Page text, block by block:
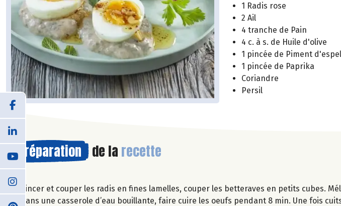
1 Radis rose
2 Ail
4 tranche de Pain
4 c. à s. de Huile d'olive
1 pincée de Piment
1 pincée de Paprika
Coriandre
Persil
Préparation de la recette
Rincer et couper les radis en fines lamelles, couper les betteraves en petits cubes.
Dans une casserole d’eau bouillante, faire cuire les oeufs pendant 8 min. Une fois